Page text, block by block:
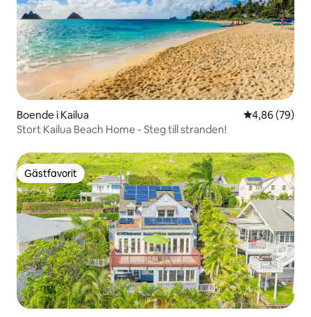
Boende i Kailua 4,86 av 5 i
4,86 (79)
Stort Kailua Beach Home - Steg till stranden!
Gästfavorit
Gästfavorit